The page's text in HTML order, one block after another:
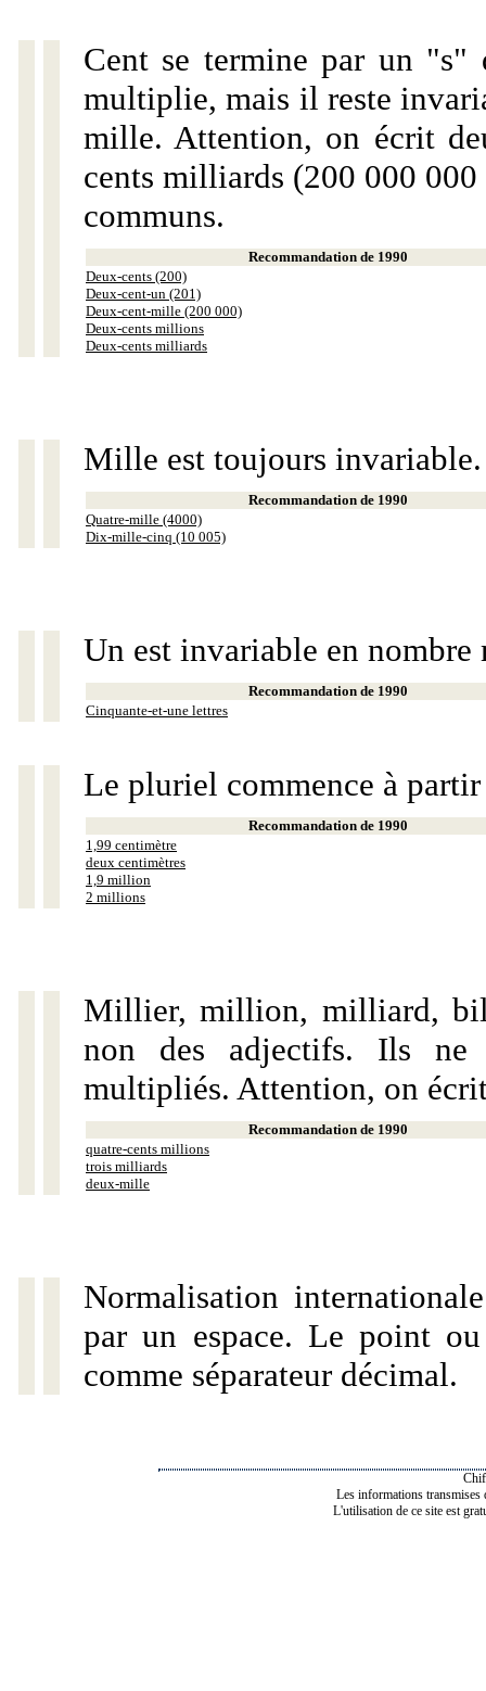
Cent se termine par un "s"
multiplie, mais il reste
mille. Attention, on écrit
cents milliards (200 000
communs.
Recommandation de 1990
Deux-cents (200)
Deux-cent-un (201)
Deux-cent-mille (200 000)
Deux-cents millions
Deux-cents milliards
Mille est toujours invariable.
Recommandation de 1990
Quatre-mille (4000)
Dix-mille-cinq (10 005)
Un est invariable en nombre
Recommandation de 1990
Cinquante-et-une lettres
Le pluriel commence à
Recommandation de 1990
1,99 centimètre
deux centimètres
1,9 million
2 millions
Millier, million, milliard,
non des adjectifs. Ils ne
multipliés. Attention, on
Recommandation de 1990
quatre-cents millions
trois milliards
deux-mille
Normalisation
par un espace. Le point
comme séparateur décimal.
Les informations transmises
L'utilisation de ce site est